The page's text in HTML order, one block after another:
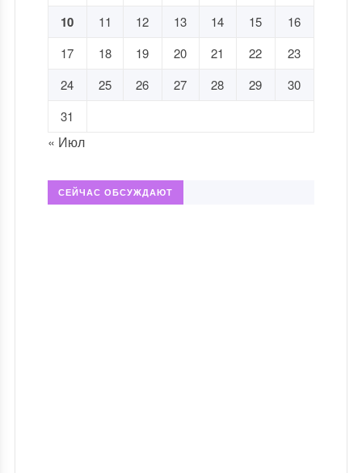
10 11 12 13 14 15
16
17
18 19 20 21 22
23
24
25 26 27 28 29
30
31
« Июл
СЕЙЧАС ОБСУЖДАЮТ